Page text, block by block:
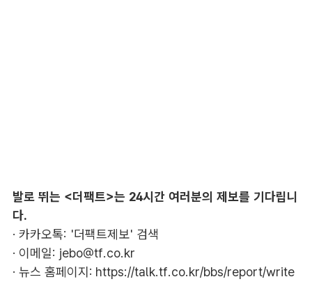
발로 뛰는 <더팩트>는 24시간 여러분의 제보를 기다립니
다.
· 카카오톡: '더팩트제보' 검색
· 이메일: jebo@tf.co.kr
· 뉴스 홈페이지: https://talk.tf.co.kr/bbs/report/write